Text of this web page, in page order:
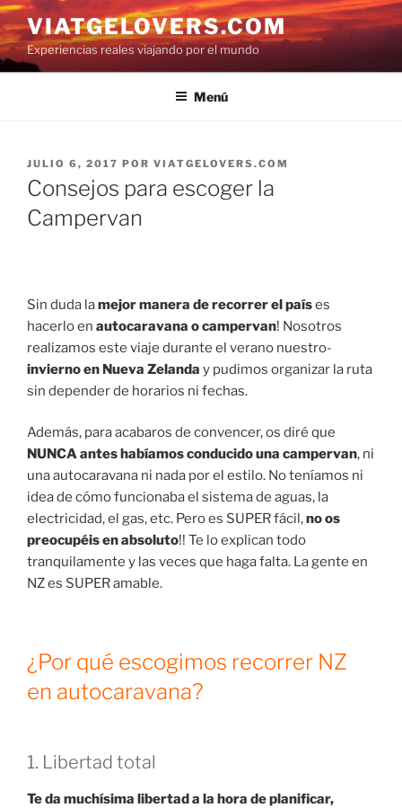
Saltar
al
contenido
VIATGELOVERS.COM
Experiencias reales viajando por el mundo
Menú
PUBLICADO
EL
JULIO 6, 2017 POR VIATGELOVERS.COM
Consejos para escoger la
Campervan
Sin duda lamejor manera de recorrer el países
hacerlo en autocaravana o campervan! Nosotros
realizamos este viaje durante el verano nuestro-
invierno en Nueva Zelanda y pudimos organizar la ruta
sin depender de horarios ni fechas.
Además, para acabaros de convencer, os diré que
NUNCA antes habíamos conducido una campervan, ni
una autocaravana ni nada por el estilo. No teníamos ni
idea de cómo funcionaba el sistema de aguas, la
electricidad, el gas, etc. Pero es SUPER fácil,no os
preocupéis en absoluto!! Te lo explican todo
tranquilamente y las veces que haga falta. La gente en
NZ es SUPER amable.
¿Por qué escogimos recorrer NZ
en autocaravana?
1. Libertad total
Te da muchísima libertad a la hora de planificar,